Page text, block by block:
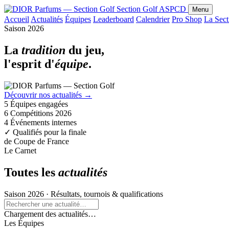
Section Golf ASPCD Menu
Accueil Actualités Équipes Leaderboard Calendrier Pro Shop La
Saison 2026
La tradition du jeu,
l'esprit d'équipe.
Découvrir nos actualités →
5 Équipes engagées
6 Compétitions 2026
4 Événements internes
✓ Qualifiés pour la finale
de Coupe de France
Le Carnet
Toutes les actualités
Saison 2026 · Résultats, tournois & qualifications
Chargement des actualités…
Les Équipes